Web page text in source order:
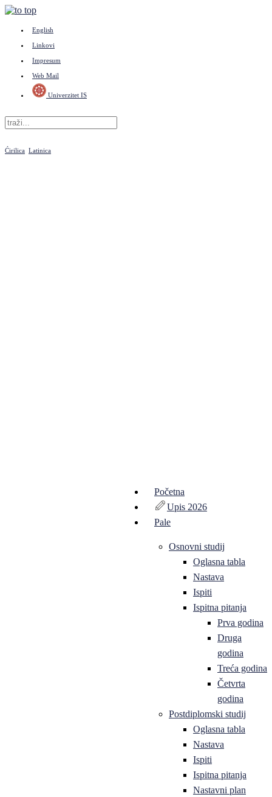
English
Linkovi
Impresum
Web Mail
Univerzitet IS
Ćirilica Latinica
Početna
Upis 2026
Pale
Osnovni studij
Oglasna tabla
Nastava
Ispiti
Ispitna pitanja
Prva godina
Druga
godina
Treća godina
Četvrta
godina
Postdiplomski studij
Oglasna tabla
Nastava
Ispiti
Ispitna pitanja
Nastavni plan